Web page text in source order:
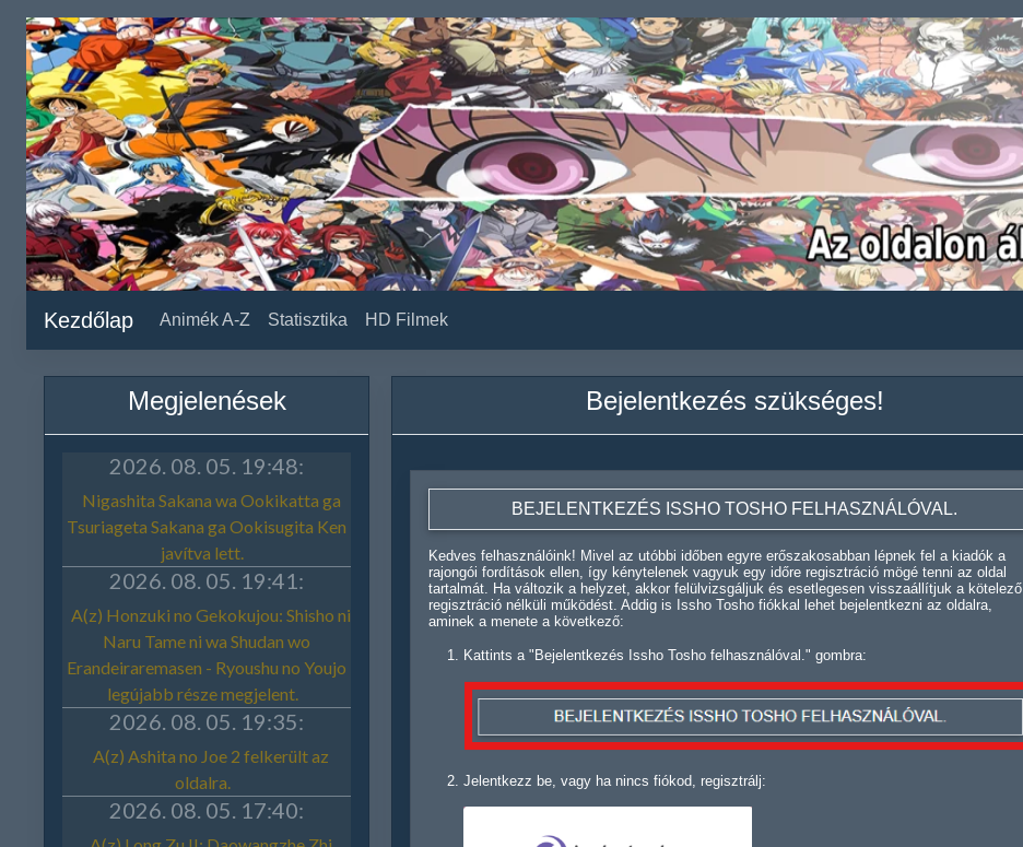
Kezdőlap Animék A-Z Statisztika HD Filmek
Megjelenések Bejelentkezés szükséges!
BEJELENTKEZÉS ISSHO TOSHO FELHASZNÁLÓVAL.
Kedves felhasználóink! Mivel az utóbbi időben egyre erőszakosabban lépnek fel a kiadók a
rajongói fordítások ellen, így kénytelenek vagyuk egy időre regisztráció mögé tenni az oldal
tartalmát. Ha változik a helyzet, akkor felülvizsgáljuk és esetlegesen visszaállítjuk a kötelező
regisztráció nélküli működést. Addig is Issho Tosho fiókkal lehet bejelentkezni az oldalra,
aminek a menete a következő:
Kattints a "Bejelentkezés Issho Tosho felhasználóval." gombra:
Jelentkezz be, vagy ha nincs fiókod, regisztrálj: